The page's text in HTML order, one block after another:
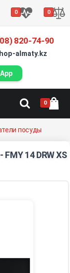
0 0
820-74-90
almaty.kz
0
посуды
14 DRW XS